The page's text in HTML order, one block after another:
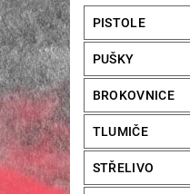
PISTOLE
PUŠKY
BROKOVNICE
TLUMIČE
STŘELIVO